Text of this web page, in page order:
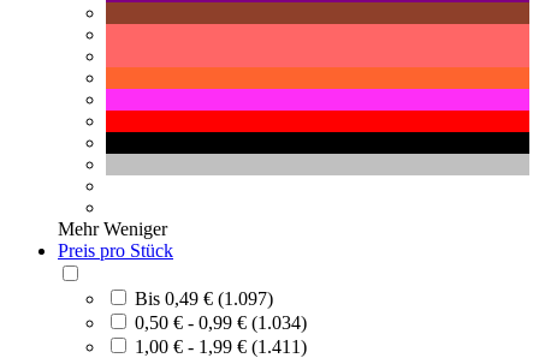
Mehr Weniger
Preis pro Stück
Bis 0,49 € (1.097)
0,50 € - 0,99 € (1.034)
1,00 € - 1,99 € (1.411)